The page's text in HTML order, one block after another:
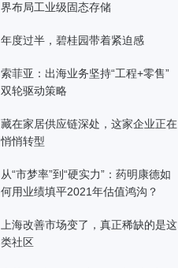
界布局工业级固态存储
年度过半，碧桂园带着紧迫感
索菲亚：出海业务坚持“工程+零售”
双轮驱动策略
藏在家居供应链深处，这家企业正在
悄悄转型
从“市梦率”到“硬实力”：药明康德如
何用业绩填平2021年估值鸿沟？
上海改善市场变了，真正稀缺的是这
类社区